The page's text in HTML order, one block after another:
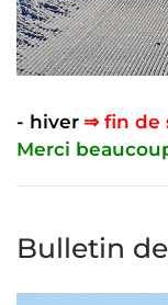
- hiver ⇒ fin de
Merci
Bulletin